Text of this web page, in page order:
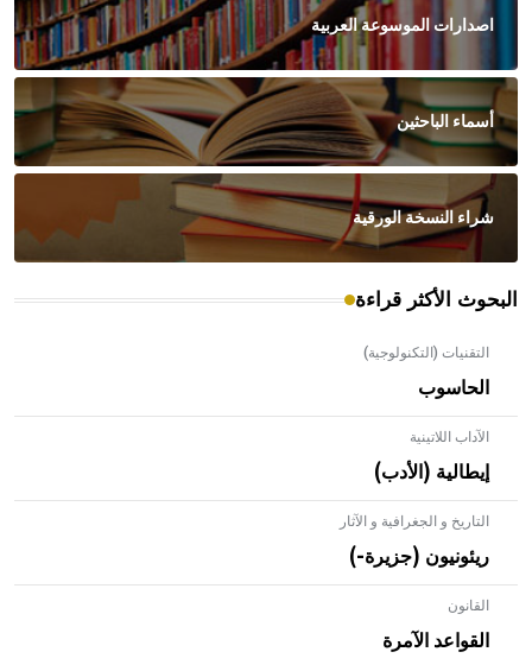
اصدارات الموسوعة العربية
أسماء الباحثين
شراء النسخة الورقية
البحوث الأكثر قراءة
التقنيات (التكنولوجية)
الحاسوب
الآداب اللاتينية
إيطالية (الأدب)
التاريخ و الجغرافية و الآثار
ريئونيون (جزيرة-)
القانون
القواعد الآمرة
- هل تعلم أن الأبلق نوع من الفنون الهندسية التي ارتبطت
بالعمارة الإسلامية في بلاد الشام ومصر خاصة، حيث يحرص
المعمار على بناء مداميكه وخاصة في الواجهات